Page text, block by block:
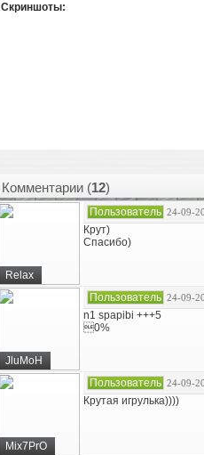
Скриншоты:
Комментарии (12)
Relax
Пользователь 24-09-
Крут)
Спасибо)
JluMoH
Пользователь 24-09-
n1 spapibi +++5
0%
Mix7PrO
Пользователь 24-09-
Крутая игрулька))))